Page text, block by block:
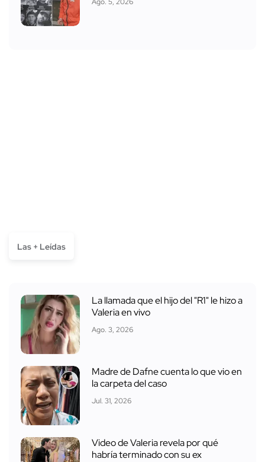
Ago. 5, 2026
Las + Leídas
La llamada que el hijo del "R1" le hizo a
Valeria en vivo
Ago. 3, 2026
Madre de Dafne cuenta lo que vio en
la carpeta del caso
Jul. 31, 2026
Video de Valeria revela por qué
habría terminado con su ex